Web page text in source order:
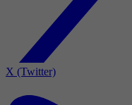
X (Twitter)